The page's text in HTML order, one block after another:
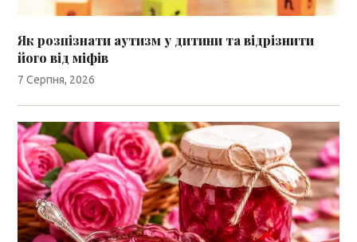
Як розпізнати аутизм у дитини та відрізнити
його від міфів
7 Серпня, 2026